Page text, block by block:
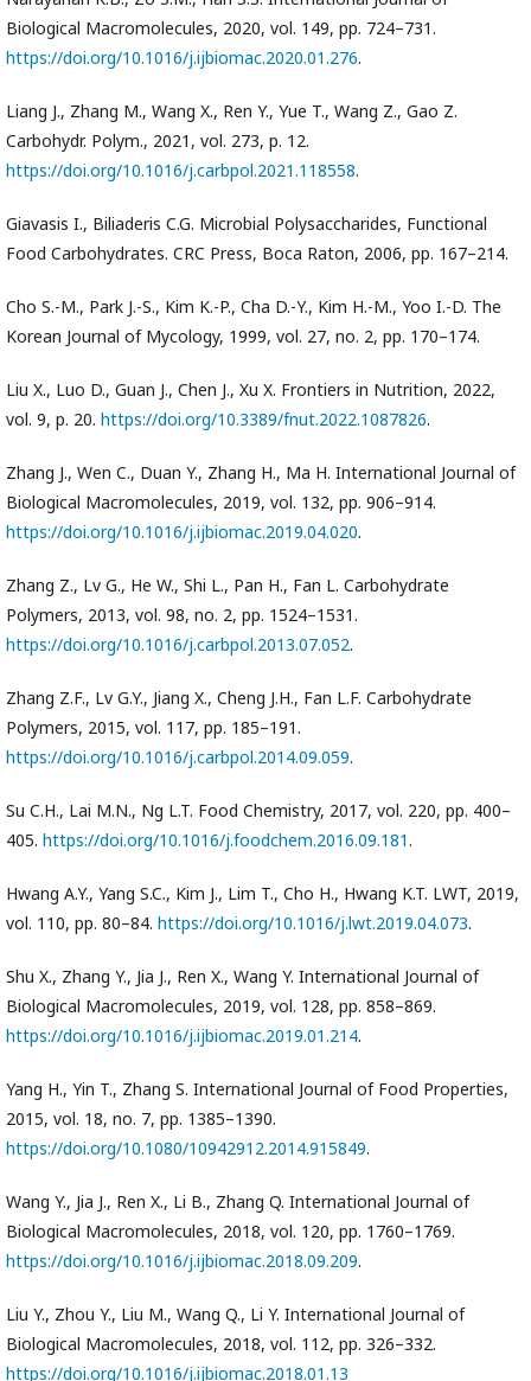
Biological Macromolecules, 2020, vol. 149, pp. 724–731.
https://doi.org/10.1016/j.ijbiomac.2020.01.276.
Liang J., Zhang M., Wang X., Ren Y., Yue T., Wang Z., Gao Z.
Carbohydr. Polym., 2021, vol. 273, p. 12.
https://doi.org/10.1016/j.carbpol.2021.118558.
Giavasis I., Biliaderis C.G. Microbial Polysaccharides, Functional
Food Carbohydrates. CRC Press, Boca Raton, 2006, pp. 167–214.
Cho S.-M., Park J.-S., Kim K.-P., Cha D.-Y., Kim H.-M., Yoo I.-D. The
Korean Journal of Mycology, 1999, vol. 27, no. 2, pp. 170–174.
Liu X., Luo D., Guan J., Chen J., Xu X. Frontiers in Nutrition, 2022,
vol. 9, p. 20. https://doi.org/10.3389/fnut.2022.1087826.
Zhang J., Wen C., Duan Y., Zhang H., Ma H. International Journal of
Biological Macromolecules, 2019, vol. 132, pp. 906–914.
https://doi.org/10.1016/j.ijbiomac.2019.04.020.
Zhang Z., Lv G., He W., Shi L., Pan H., Fan L. Carbohydrate
Polymers, 2013, vol. 98, no. 2, pp. 1524–1531.
https://doi.org/10.1016/j.carbpol.2013.07.052.
Zhang Z.F., Lv G.Y., Jiang X., Cheng J.H., Fan L.F. Carbohydrate
Polymers, 2015, vol. 117, pp. 185–191.
https://doi.org/10.1016/j.carbpol.2014.09.059.
Su C.H., Lai M.N., Ng L.T. Food Chemistry, 2017, vol. 220, pp. 400–
405. https://doi.org/10.1016/j.foodchem.2016.09.181.
Hwang A.Y., Yang S.C., Kim J., Lim T., Cho H., Hwang K.T. LWT, 2019,
vol. 110, pp. 80–84. https://doi.org/10.1016/j.lwt.2019.04.073.
Shu X., Zhang Y., Jia J., Ren X., Wang Y. International Journal of
Biological Macromolecules, 2019, vol. 128, pp. 858–869.
https://doi.org/10.1016/j.ijbiomac.2019.01.214.
Yang H., Yin T., Zhang S. International Journal of Food Properties,
2015, vol. 18, no. 7, pp. 1385–1390.
https://doi.org/10.1080/10942912.2014.915849.
Wang Y., Jia J., Ren X., Li B., Zhang Q. International Journal of
Biological Macromolecules, 2018, vol. 120, pp. 1760–1769.
https://doi.org/10.1016/j.ijbiomac.2018.09.209.
Liu Y., Zhou Y., Liu M., Wang Q., Li Y. International Journal of
Biological Macromolecules, 2018, vol. 112, pp. 326–332.
https://doi.org/10.1016/j.ijbiomac.2018.01.13